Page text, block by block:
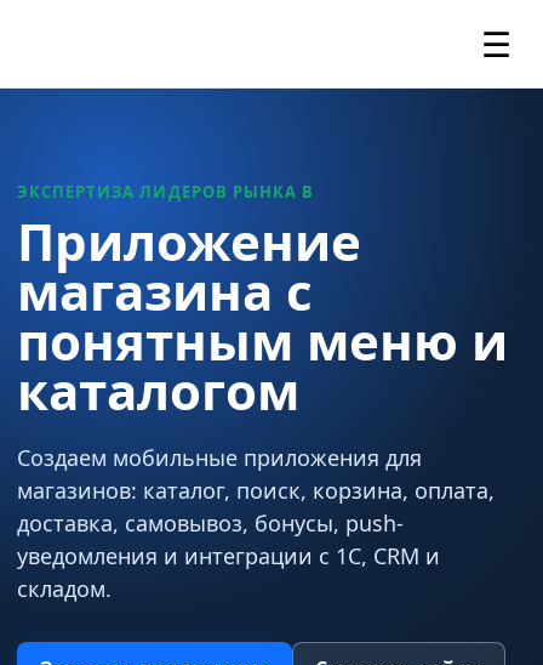
☰
ЭКСПЕРТИЗА ЛИДЕРОВ РЫНКА В
Приложение
магазина с
понятным меню и
каталогом
Создаем мобильные приложения для
магазинов: каталог, поиск, корзина, оплата,
доставка, самовывоз, бонусы, push-
уведомления и интеграции с 1С, CRM и
складом.